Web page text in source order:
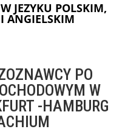
JEZYKU POLSKIM,
ANGIELSKIM
PO
W
-HAMBURG